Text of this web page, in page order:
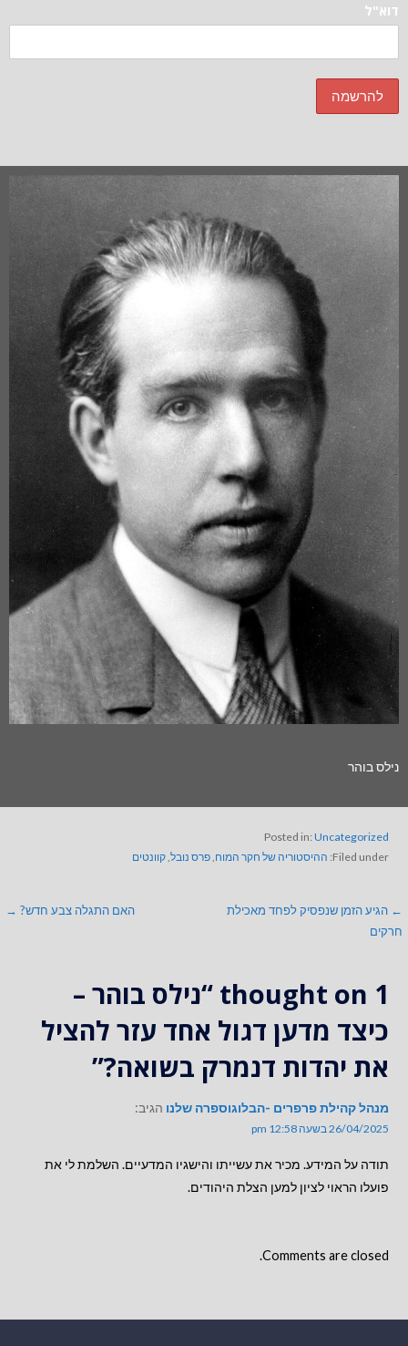
דוא"ל
נילס בוהר
Posted in:Uncategorized
Filed under: ההיסטוריה של חקר המוח פרס נובל, קוונטים
← הגיע הזמן שנפסיק לפחד מאכילת
חרקים
האם התגלה צבע חדש? →
1 thought on
“נילס בוהר –
כיצד מדען דגול אחד עזר להציל
את יהדות דנמרק בשואה?”
מנהל קהילת פרפרים -הבלוגוספרה שלנו הגיב:
26/04/2025 בשעה 12:58 pm
תודה על המידע. מכיר את עשייתו והישגיו המדעיים. השלמת לי את
פועלו הראוי לציון למען הצלת היהודים.
Comments are closed.